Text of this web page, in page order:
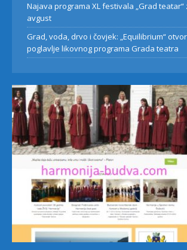
Najava programa XL festivala „Grad teatar“
avgust
Grad, voda, drvo i čovjek: „Equilibrium“
poglavlje likovnog programa Grada teatra